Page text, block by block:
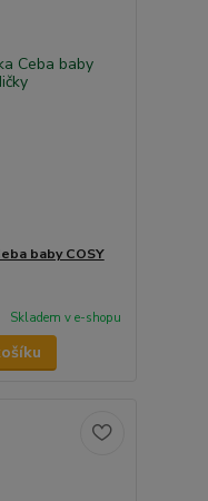
baby COSY
Skladem v e-shopu